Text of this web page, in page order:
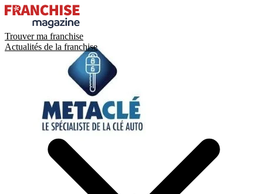
Trouver ma franchise
Actualités de la franchise